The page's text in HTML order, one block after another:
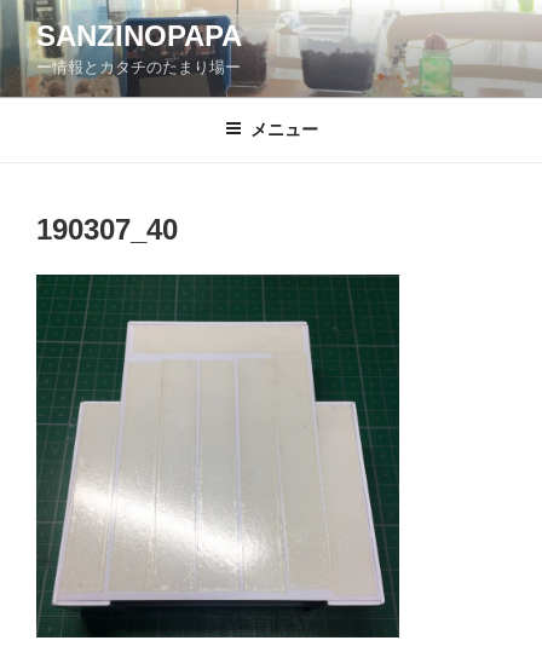
コ
ン
SANZINOPAPA
ー情報とカタチのたまり場ー
メニュー
190307_40